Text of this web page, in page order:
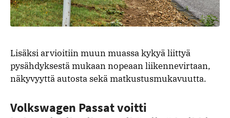
Lisäksi arvioitiin muun muassa kykyä liittyä
pysähdyksestä mukaan nopeaan liikennevirtaan,
näkyvyyttä autosta sekä matkustusmukavuutta.
Volkswagen Passat voitti